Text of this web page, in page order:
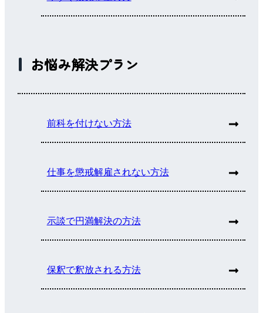
お悩み解決プラン
前科を付けない方法
仕事を懲戒解雇されない方法
示談で円満解決の方法
保釈で釈放される方法